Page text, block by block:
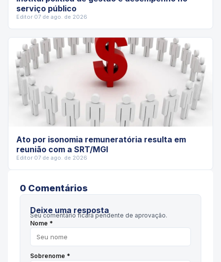
serviço público
Editor·07 de ago. de 2026
Ato por isonomia remuneratória resulta em
reunião com a SRT/MGI
Editor·07 de ago. de 2026
0 Comentários
Deixe uma resposta
Seu comentário ficará pendente de aprovação.
Nome *
Sobrenome *